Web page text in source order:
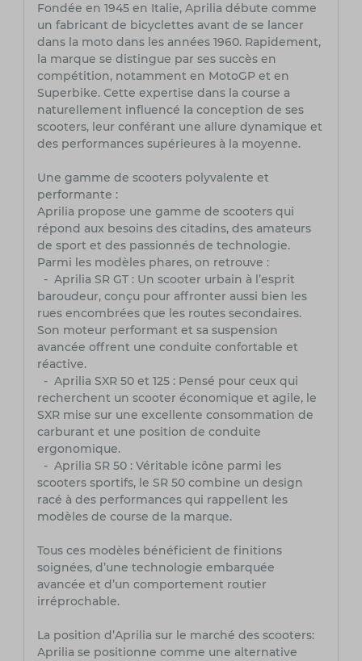
Fondée en 1945 en Italie, Aprilia débute comme
un fabricant de bicyclettes avant de se lancer
dans la moto dans les années 1960. Rapidement,
la marque se distingue par ses succès en
compétition, notamment en MotoGP et en
Superbike. Cette expertise dans la course a
naturellement influencé la conception de ses
scooters, leur conférant une allure dynamique et
des performances supérieures à la moyenne.
Une gamme de scooters polyvalente et
performante :
Aprilia propose une gamme de scooters qui
répond aux besoins des citadins, des amateurs
de sport et des passionnés de technologie.
Parmi les modèles phares, on retrouve :
- Aprilia SR GT : Un scooter urbain à l’esprit
baroudeur, conçu pour affronter aussi bien les
rues encombrées que les routes secondaires.
Son moteur performant et sa suspension
avancée offrent une conduite confortable et
réactive.
- Aprilia SXR 50 et 125 : Pensé pour ceux qui
recherchent un scooter économique et agile, le
SXR mise sur une excellente consommation de
carburant et une position de conduite
ergonomique.
- Aprilia SR 50 : Véritable icône parmi les
scooters sportifs, le SR 50 combine un design
racé à des performances qui rappellent les
modèles de course de la marque.
Tous ces modèles bénéficient de finitions
soignées, d’une technologie embarquée
avancée et d’un comportement routier
irréprochable.
La position d’Aprilia sur le marché des scooters:
Aprilia se positionne comme une alternative